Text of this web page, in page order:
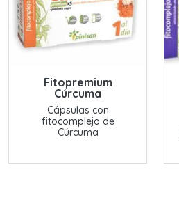
Fitopremium
Cúrcuma
Cápsulas con
fitocomplejo de
Cúrcuma